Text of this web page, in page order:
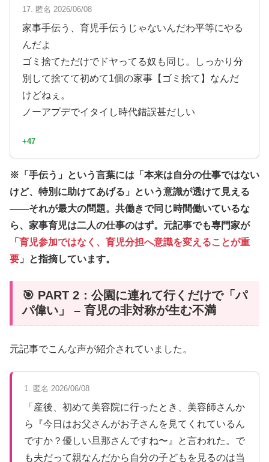
17. 匿名 2026/06/08
家事手伝う、育児手伝うじゃないんだわ平等にやる
んだよ
ゴミ捨てただけでドヤってる奴も同じ。しっかり分
別して捨てて初めて1個の家事【ゴミ捨て】なんだ
けどねぇ。
ノーアプデでイタイし時代錯誤甚だしい
+47
※「手伝う」という言葉には「本来は自分の仕事ではない
けど、特別に助けてあげる」という意識が透けて見える
——それが最大の問題。共働きで同じ時間働いているな
ら、家事育児は二人の仕事のはず。元記事でも専門家が
「 育児参加ではなく、育児分担へ意識を変えることが重
要 」と指摘しています。
🎯 PART 2：公園に連れて行くだけで「パ
パ偉い」 – 育児の非対称が生む不満
元記事でこんな声が紹介されていました。
1. 匿名 2026/06/08
「産後、初めて美容院に行ったとき、美容師さんか
ら『今日はお父さんがお子さんを見てくれているん
ですか？優しい旦那さんですね〜』と言われた。で
も夫だって親なんだから自分の子どもを見るのは当